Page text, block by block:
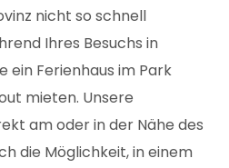
nicht so schnell
Ihres Besuchs in
ein Ferienhaus im Park
mieten. Unsere
am oder in der Nähe des
die Möglichkeit, in einem